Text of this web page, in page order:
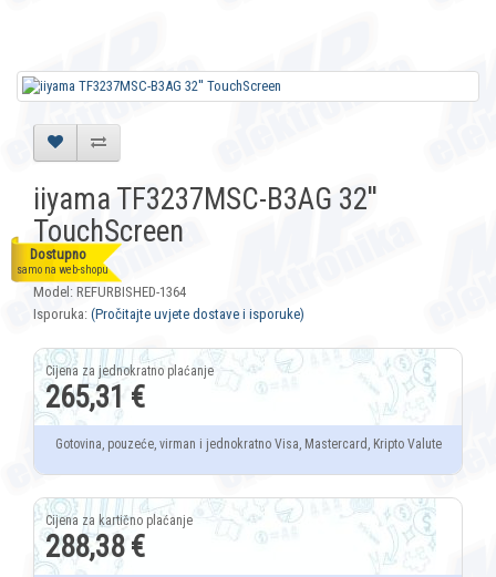
Dostupno
samo na web-shopu
iiyama TF3237MSC-B3AG 32''
TouchScreen
Šifra: 10951
Model: REFURBISHED-1364
Isporuka: (Pročitajte uvjete dostave i isporuke)
265,31 €
Gotovina, pouzeće, virman i jednokratno Visa, Mastercard, Kripto Valute
288,38 €